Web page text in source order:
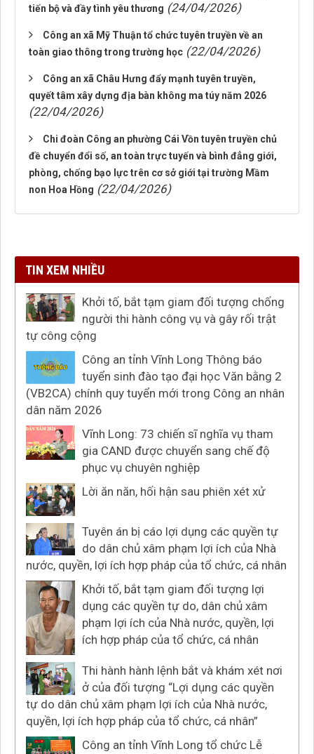
tiến bộ và đầy tình yêu thương (24/04/2026)
Công an xã Mỹ Thuận tổ chức tuyên truyền về an
toàn giao thông trong trường học (22/04/2026)
Công an xã Châu Hưng đẩy mạnh tuyên truyền,
quyết tâm xây dựng địa bàn không ma túy năm 2026
(22/04/2026)
Chi đoàn Công an phường Cái Vồn tuyên truyền chủ
đề chuyển đổi số, an toàn trực tuyến và bình đẳng giới,
phòng, chống bạo lực trên cơ sở giới tại trường Mầm
non Hoa Hồng (22/04/2026)
TIN XEM NHIỀU
Khởi tố, bắt tạm giam đối tượng chống
người thi hành công vụ và gây rối trật
tự công cộng
Công an tỉnh Vĩnh Long Thông báo
tuyển sinh đào tạo đại học Văn bằng 2
(VB2CA) chính quy tuyển mới trong Công an nhân
dân năm 2026
Vĩnh Long: 73 chiến sĩ nghĩa vụ tham
gia CAND được chuyển sang chế độ
phục vụ chuyên nghiệp
Lời ăn năn, hối hận sau phiên xét xử
Tuyên án bị cáo lợi dụng các quyền tự
do dân chủ xâm phạm lợi ích của Nhà
nước, quyền, lợi ích hợp pháp của tổ chức, cá nhân
Khởi tố, bắt tạm giam đối tượng lợi
dụng các quyền tự do, dân chủ xâm
phạm lợi ích của Nhà nước, quyền, lợi
ích hợp pháp của tổ chức, cá nhân
Thi hành hành lệnh bắt và khám xét nơi
ở của đối tượng “Lợi dụng các quyền
tự do dân chủ xâm phạm lợi ích của Nhà nước,
quyền, lợi ích hợp pháp của tổ chức, cá nhân”
Công an tỉnh Vĩnh Long tổ chức Lễ